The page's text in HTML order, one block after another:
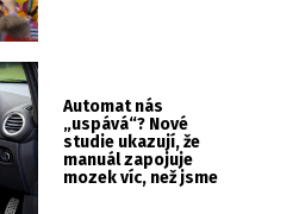
Automat nás
„uspává“? Nové
studie ukazují, že
manuál zapojuje
mozek víc, než jsme